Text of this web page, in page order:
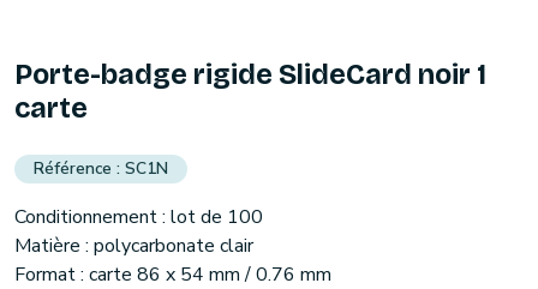
Porte-badge rigide SlideCard noir 1
carte
SC1N
Conditionnement : lot de 100
Matière : polycarbonate clair
Format : carte 86 x 54 mm / 0.76 mm